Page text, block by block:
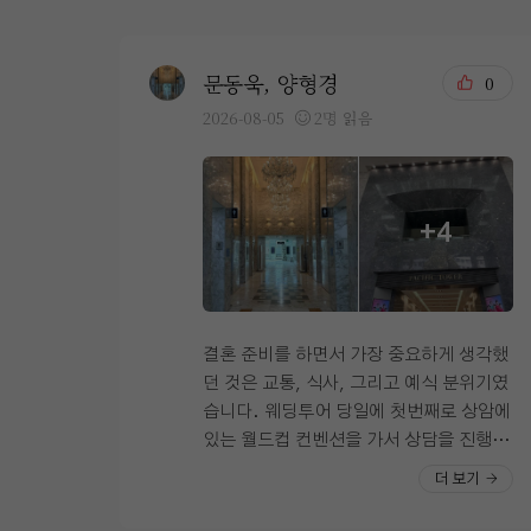
문동욱, 양형경
2026-08-05 2명 읽음
0
+4
결혼 준비를 하면서 가장 중요하게 생각했
던 것은 교통, 식사, 그리고 예식 분위기였
습니다. 웨딩투어 당일에 첫번째로 상암에
있는 월드컵 컨벤션을 가서 상담을 진행했
고 두번째는 시청역에 위치한 오펠리스 웨
더 보기